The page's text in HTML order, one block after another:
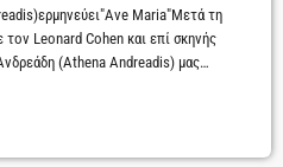
Maria"Μετά τη
τον Leonard Cohen και επί σκηνής
(Athena Andreadis) μας
στο κλασικό τραγούδι του
το πανανθρώπινο αίτημα για